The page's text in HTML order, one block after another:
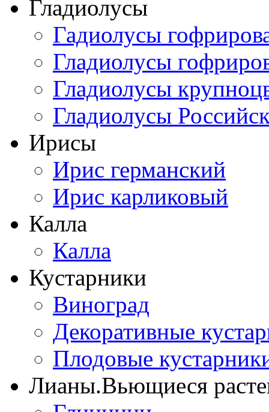
Гладиолусы
Гадиолусы
Гладиолусы
Гладиолусы
Гладиолусы
Ирисы
Ирис германский
Ирис карликовый
Калла
Калла
Кустарники
Виноград
Декоративные
Плодовые
Лианы.Вьющиеся